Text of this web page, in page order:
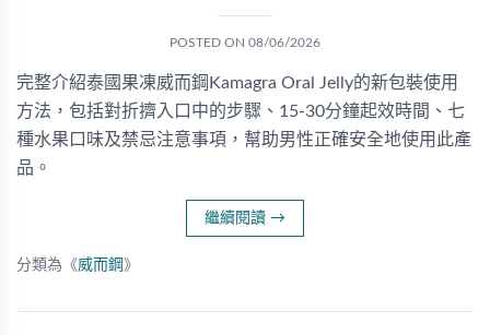
POSTED ON 08/06/2026
完整介紹泰國果凍威而鋼Kamagra Oral Jelly的新包裝使用
方法，包括對折擠入口中的步驟、15-30分鐘起效時間、七
種水果口味及禁忌注意事項，幫助男性正確安全地使用此產
品。
繼續閱讀 →
分類為《威而鋼 》